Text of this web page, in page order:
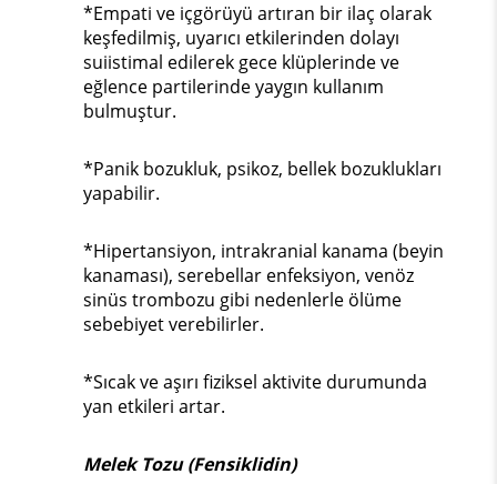
*Empati ve içgörüyü artıran bir ilaç olarak
keşfedilmiş, uyarıcı etkilerinden dolayı
suiistimal edilerek gece klüplerinde ve
eğlence partilerinde yaygın kullanım
bulmuştur.
*Panik bozukluk, psikoz, bellek bozuklukları
yapabilir.
*Hipertansiyon, intrakranial kanama (beyin
kanaması), serebellar enfeksiyon, venöz
sinüs trombozu gibi nedenlerle ölüme
sebebiyet verebilirler.
*Sıcak ve aşırı fiziksel aktivite durumunda
yan etkileri artar.
Melek Tozu (Fensiklidin)